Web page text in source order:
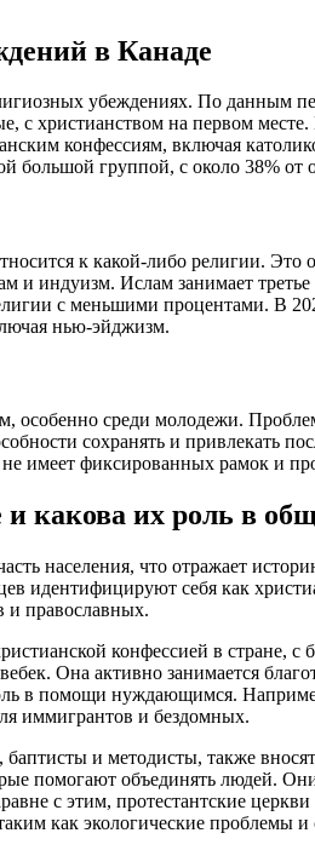
в Канаде
убеждениях. По данным
с христианством на первом
конфессиям, включая
большой группой, с около 38% от
к какой-либо религии. Это
и индуизм. Ислам занимает
с меньшими процентами. В
нью-эйджизм.
особенно среди молодежи.
сохранять и привлекать
имеет фиксированных рамок и
какова их роль в
населения, что отражает
идентифицируют себя как
и православных.
конфессией в стране, с
Она активно занимается
в помощи нуждающимся.
иммигрантов и бездомных.
баптисты и методисты, также
помогают объединять людей.
с этим, протестантские
как экологические проблемы и